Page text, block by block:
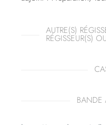
AUTRE(S)
RÉGISSEUR(S)